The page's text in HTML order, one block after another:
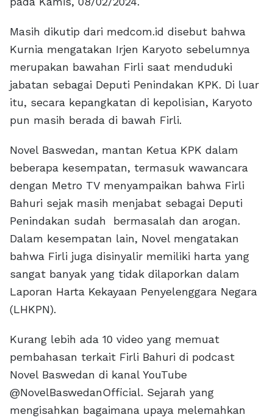
Masih dikutip dari medcom.id disebut bahwa
Kurnia mengatakan Irjen Karyoto sebelumnya
merupakan bawahan Firli saat menduduki
jabatan sebagai Deputi Penindakan KPK. Di luar
itu, secara kepangkatan di kepolisian, Karyoto
pun masih berada di bawah Firli.
Novel Baswedan, mantan Ketua KPK dalam
beberapa kesempatan, termasuk wawancara
dengan Metro TV menyampaikan bahwa Firli
Bahuri sejak masih menjabat sebagai Deputi
Penindakan sudah bermasalah dan arogan.
Dalam kesempatan lain, Novel mengatakan
bahwa Firli juga disinyalir memiliki harta yang
sangat banyak yang tidak dilaporkan dalam
Laporan Harta Kekayaan Penyelenggara Negara
(LHKPN).
Kurang lebih ada 10 video yang memuat
pembahasan terkait Firli Bahuri di podcast
Novel Baswedan di kanal YouTube
@NovelBaswedanOfficial. Sejarah yang
mengisahkan bagaimana upaya melemahkan